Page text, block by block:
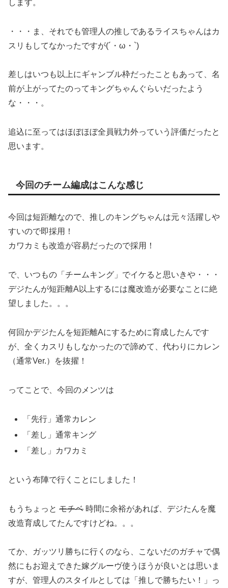
します。
・・・ま、それでも管理人の推しであるライスちゃんはカ
スリもしてなかったですが(´・ω・`)
差しはいつも以上にギャンブル枠だったこともあって、名
前が上がってたのってキングちゃんぐらいだったよう
な・・・。
追込に至ってはほぼほぼ全員戦力外っていう評価だったと
思います。
今回のチーム編成はこんな感じ
今回は短距離なので、推しのキングちゃんは元々活躍しや
すいので即採用！
カワカミも改造が容易だったので採用！
で、いつもの「チームキング」でイケると思いきや・・・
デジたんが短距離A以上するには魔改造が必要なことに絶
望しました。。。
何回かデジたんを短距離Aにするために育成したんです
が、全くカスリもしなかったので諦めて、代わりにカレン
（通常Ver.）を抜擢！
ってことで、今回のメンツは
「先行」通常カレン
「差し」通常キング
「差し」カワカミ
という布陣で行くことにしました！
もうちょっと モチベ 時間に余裕があれば、デジたんを魔
改造育成してたんですけどね。。。
てか、ガッツリ勝ちに行くのなら、こないだのガチャで偶
然にもお迎えできた嫁グルーヴ使うほうが良いとは思いま
すが、管理人のスタイルとしては「推しで勝ちたい！」っ